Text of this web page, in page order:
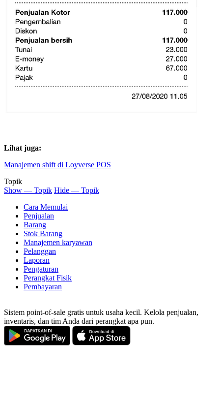
Lihat juga:
Manajemen shift di Loyverse POS
Topik
Show — Topik Hide — Topik
Cara Memulai
Penjualan
Barang
Stok Barang
Manajemen karyawan
Pelanggan
Laporan
Pengaturan
Perangkat Fisik
Pembayaran
Sistem point-of-sale gratis untuk usaha kecil. Kelola penjualan,
inventaris, dan tim Anda dari perangkat apa pun.